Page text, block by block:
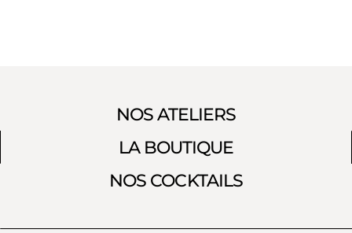
NOS ATELIERS
LA BOUTIQUE
NOS COCKTAILS